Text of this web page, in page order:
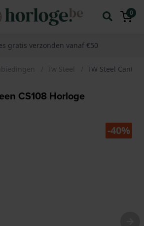
0
gratis verzonden vanaf €50
Tw Steel TW Steel
CS108 Horloge
-40%